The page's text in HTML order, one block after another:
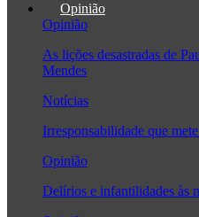
Opinião
Opinião
As lições desastradas de
Mendes
Notícias
Irresponsabilidade que
Opinião
Delírios e infantilidades às